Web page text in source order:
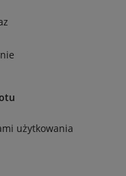
użytkowania